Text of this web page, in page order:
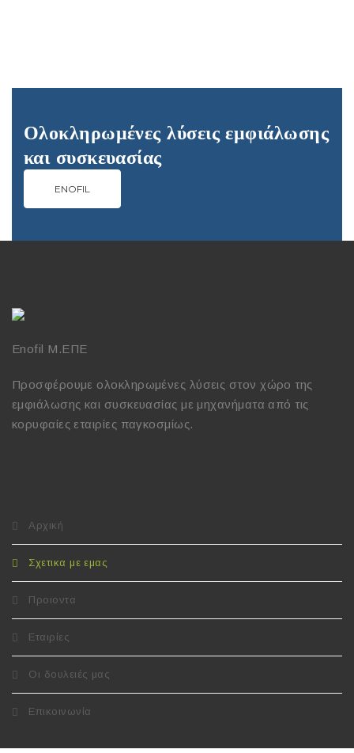
Ολοκληρωμένες λύσεις εμφιάλωσης
και συσκευασίας
ENOFIL
Enofil Μ.ΕΠΕ
Προσφέρουμε ολοκληρωμένες λύσεις στον χώρο της
εμφιάλωσης και συσκευασίας με μηχανήματα από τις
κορυφαίες εταιρίες παγκοσμίως.
Αρχική
Σχετικα με εμας
Προιοντα
Εταιρίες
Οι δουλειές μας
Επικοινωνία